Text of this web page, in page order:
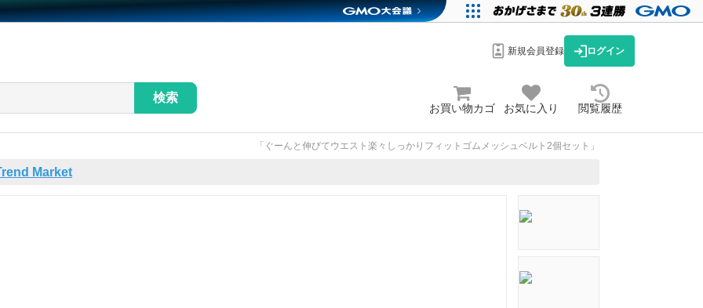
新規会員登録 ログイン
検索
お買い物カゴ お気に入り 閲覧履歴
「ぐーんと伸びてウエスト楽々しっかりフィットゴムメッシュベルト2個セット」
Market